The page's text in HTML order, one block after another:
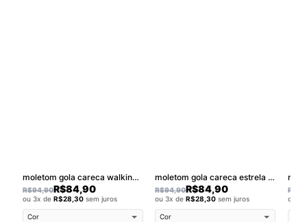
moletom gola careca walkind colors
R$94,90R$84,90
ou 3x de R$28,30sem juros
moletom gola careca estrela do rap
R$94,90R$84,90
ou 3x deR$28,30 sem juros
R$
ou